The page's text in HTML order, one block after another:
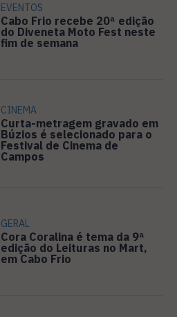
EVENTOS
Cabo Frio recebe 20ª edição
do Diveneta Moto Fest neste
fim de semana
CINEMA
Curta-metragem gravado em
Búzios é selecionado para o
Festival de Cinema de
Campos
GERAL
Cora Coralina é tema da 9ª
edição do Leituras no Mart,
em Cabo Frio